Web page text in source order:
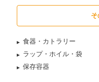
食器・カトラリー
ラップ・ホイル・袋
保存容器